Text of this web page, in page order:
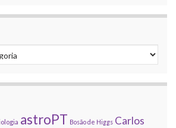
astroPT Bosão de Higgs Carlos